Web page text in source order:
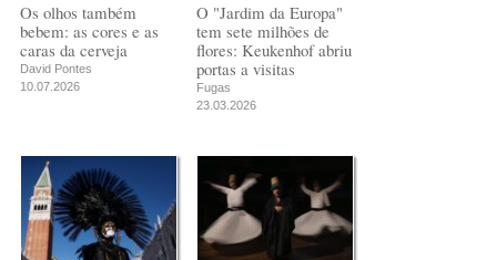
Os olhos também
bebem: as cores e as
caras da cerveja
David Pontes
10.07.2026
O "Jardim da Europa"
tem sete milhões de
flores: Keukenhof abriu
portas a visitas
Fugas
23.03.2026